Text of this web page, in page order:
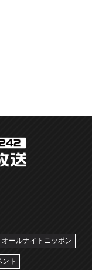
オールナイトニッポン
ント